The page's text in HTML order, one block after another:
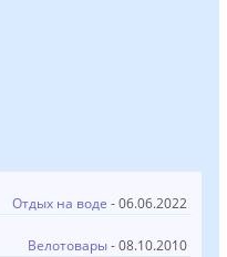
Отдых на воде - 06.06.2022
Велотовары- 08.10.2010